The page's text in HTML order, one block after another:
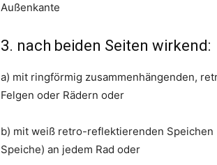
Außenkante
3. nach beiden Seiten wirkend:
a) mit ringförmig zusammenhängenden,
Felgen oder Rädern oder
b) mit weiß retro-reflektierenden
Speiche) an jedem Rad oder